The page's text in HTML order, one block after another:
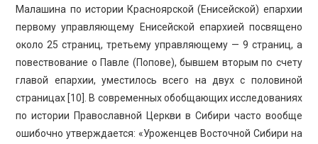
Малашина по истории Красноярской (Енисейской) епархии
первому управляющему Енисейской епархией посвящено
около 25 страниц, третьему управляющему — 9 страниц, а
повествование о Павле (Попове), бывшем вторым по счету
главой епархии, уместилось всего на двух с половиной
страницах [10]. В современных обобщающих исследованиях
по истории Православной Церкви в Сибири часто вообще
ошибочно утверждается: «Уроженцев Восточной Сибири на